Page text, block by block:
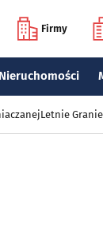
Firmy
Nieruchomości
Letnie